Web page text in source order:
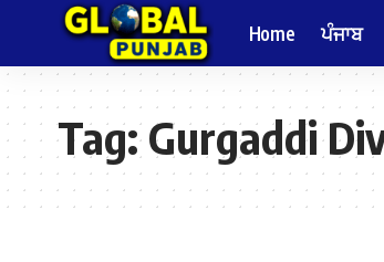
Home ਪੰਜਾਬ
Tag:Gurgaddi